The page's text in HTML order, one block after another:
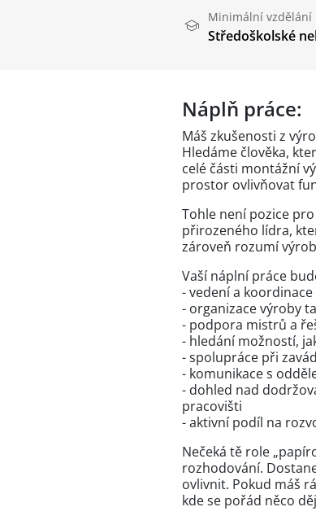
Minimální vzdělání
Středoškolské
Náplň práce:
Máš zkušenosti z
Hledáme člověka,
celé části montážní
prostor ovlivňovat
Tohle není pozice
přirozeného lídra,
zároveň rozumí
Vaší náplní práce
- vedení a
- organizace výroby
- podpora mistrů a
- hledání možností,
- spolupráce při
- komunikace s
- dohled nad
pracovišti
- aktivní podíl na
Nečeká tě role
rozhodování.
ovlivnit. Pokud máš
kde se pořád něco